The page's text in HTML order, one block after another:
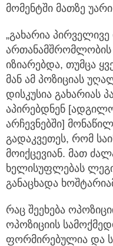
მომენტში მათზე
„გახარია
ართანამშრომლობის
იზიარებდა, თუმცა
მან ამ პოზიციას
დისკუსია გახარიას
აპირებდნენ
არჩევნებში]
გადაკვეთეს, რომ
მოიქცევიან. მათ
ხელისუფლებას
განაცხადა
რაც შეეხება
ოპოზიციის
ფორმირებულია და